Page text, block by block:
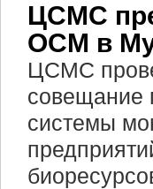
ЦСМС
ОСМ в
ЦСМС
совещание
системы